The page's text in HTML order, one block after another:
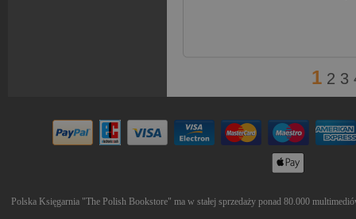
1 2 3
Polska Księgarnia "The Polish Bookstore" ma w stałej sprzedaży ponad 80.000